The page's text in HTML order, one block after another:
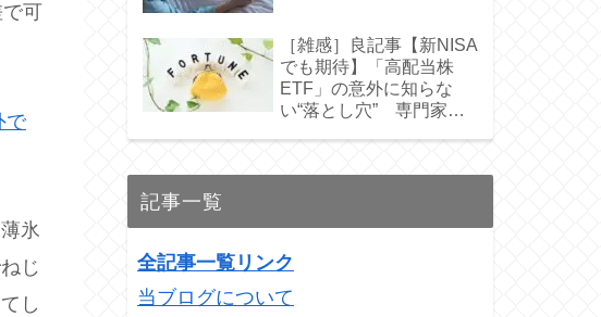
可
で
氷
じ
し
［雑感］良記事【新NISA
でも期待】「高配当株
ETF」の意外に知らな
い“落とし穴” 専門家お
記事一覧
全記事一覧リンク
当ブログについて